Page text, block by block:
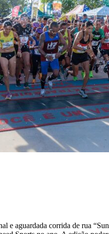
e aguardada corrida de rua